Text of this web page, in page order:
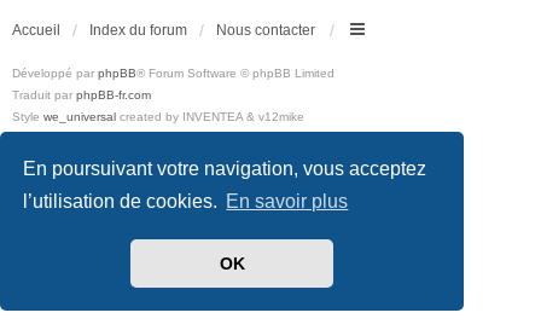
En poursuivant votre navigation, vous acceptez
l’utilisation de cookies. En savoir plus
OK
Accueil Index du forum Nous contacter
Développé par phpBB® Forum Software © phpBB Limited
Traduit par phpBB-fr.com
Style we_universal created by INVENTEA & v12mike